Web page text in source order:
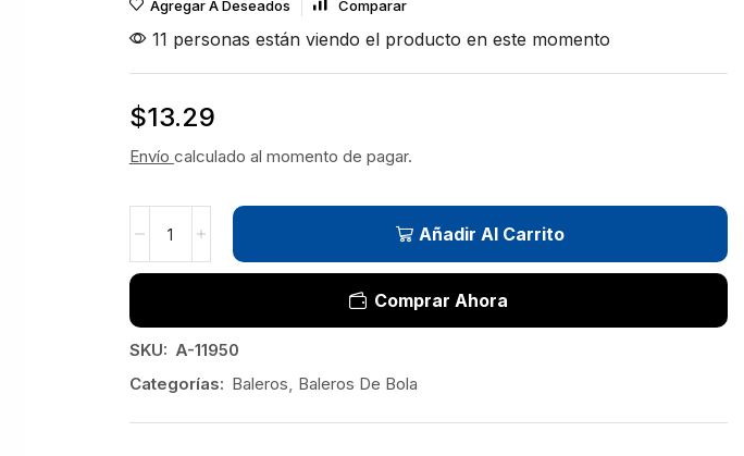
Agregar A Deseados Comparar
11 personas están viendo el producto en este momento
$13.29
Envío calculado al momento de pagar.
Añadir Al Carrito
Comprar Ahora
SKU: A-11950
Categorías: Baleros, Baleros De Bola